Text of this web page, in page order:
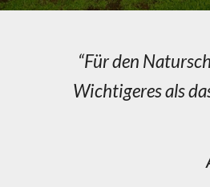
“Für den
Wichtigeres als